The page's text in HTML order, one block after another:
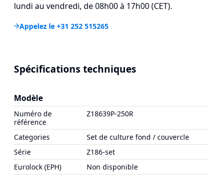
lundi au vendredi, de 08h00 à 17h00 (CET).
Appelez le +31 252 515265
Spécifications techniques
Modèle
Numéro de
référence
Z18639P-250R
Categories
Set de culture fond / couvercle
Série
Z186-set
Eurolock (EPH)
Non disponible